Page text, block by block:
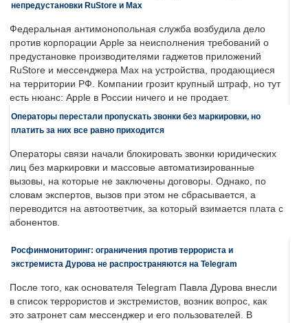
непредустановки RuStore и Max
Федеральная антимонопольная служба возбудила дело
против корпорации Apple за неисполнения требований о
предустановке производителями гаджетов приложений
RuStore и мессенджера Max на устройства, продающиеся
на территории РФ. Компании грозит крупный штраф, но тут
есть нюанс: Apple в России ничего и не продает.
Операторы перестали пропускать звонки без маркировки, но
платить за них все равно приходится
Операторы связи начали блокировать звонки юридических
лиц без маркировки и массовые автоматизированные
вызовы, на которые не заключены договоры. Однако, по
словам экспертов, вызов при этом не сбрасывается, а
переводится на автоответчик, за который взимается плата с
абонентов.
Росфинмониторинг: ограничения против террориста и
экстремиста Дурова не распространяются на Telegram
После того, как основателя Telegram Павла Дурова внесли
в список террористов и экстремистов, возник вопрос, как
это затронет сам мессенджер и его пользователей. В